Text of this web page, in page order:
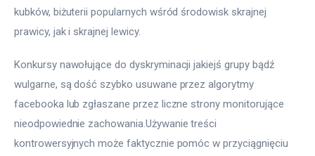
kubków, biżuterii popularnych wśród środowisk skrajnej
prawicy, jak i skrajnej lewicy.
Konkursy nawołujące do dyskryminacji jakiejś grupy bądź
wulgarne, są dość szybko usuwane przez algorytmy
facebooka lub zgłaszane przez liczne strony monitorujące
nieodpowiednie zachowania.Używanie treści
kontrowersyjnych może faktycznie pomóc w przyciągnięciu